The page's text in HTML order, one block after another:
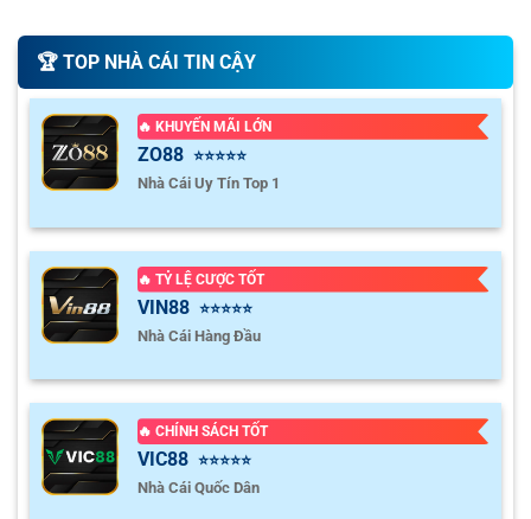
🏆️ TOP NHÀ CÁI TIN CẬY
🔥 KHUYẾN MÃI LỚN
ZO88 ⭐⭐⭐⭐⭐
Nhà Cái Uy Tín Top 1
🔥 TỶ LỆ CƯỢC TỐT
VIN88 ⭐⭐⭐⭐⭐
Nhà Cái Hàng Đầu
🔥 CHÍNH SÁCH TỐT
VIC88 ⭐⭐⭐⭐⭐
Nhà Cái Quốc Dân